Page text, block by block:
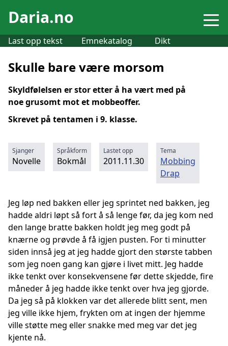
Daria.no
Last opp tekst Emnekatalog Dikt
Skulle bare være morsom
Skyldfølelsen er stor etter å ha vært med på
noe grusomt mot et mobbeoffer.
Skrevet på tentamen i 9. klasse.
Sjanger
Novelle
Språkform
Bokmål
Lastet opp
2011.11.30
Tema
Mobbing
Drap
Jeg løp ned bakken eller jeg sprintet ned bakken, jeg
hadde aldri løpt så fort å så lenge før, da jeg kom ned
den lange bratte bakken holdt jeg meg godt på
knærne og prøvde å få igjen pusten. For ti minutter
siden innså jeg at jeg hadde gjort den største tabben
som jeg noen gang kan gjøre i livet mitt. Jeg hadde
ikke tenkt over konsekvensene før dette skjedde, fire
måneder å jeg hadde ikke tenkt over hva jeg gjorde.
Da jeg så på klokken var det allerede blitt sent, men
jeg ville ikke hjem, frykten om at ingen der hjemme
ville støtte meg eller snakke med meg var det jeg
kjente nå.